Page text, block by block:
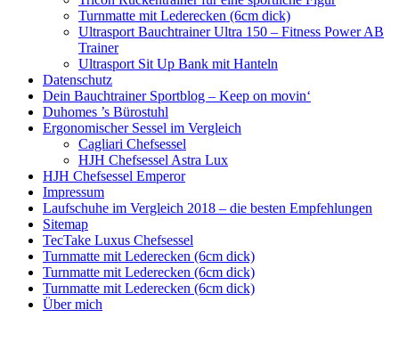
Turnmatte mit Lederecken (6cm dick)
Ultrasport Bauchtrainer Ultra 150 – Fitness Power AB
Trainer
Ultrasport Sit Up Bank mit Hanteln
Datenschutz
Dein Bauchtrainer Sportblog – Keep on movin‘
Duhomes ’s Bürostuhl
Ergonomischer Sessel im Vergleich
Cagliari Chefsessel
HJH Chefsessel Astra Lux
HJH Chefsessel Emperor
Impressum
Laufschuhe im Vergleich 2018 – die besten Empfehlungen
Sitemap
TecTake Luxus Chefsessel
Turnmatte mit Lederecken (6cm dick)
Turnmatte mit Lederecken (6cm dick)
Turnmatte mit Lederecken (6cm dick)
Über mich